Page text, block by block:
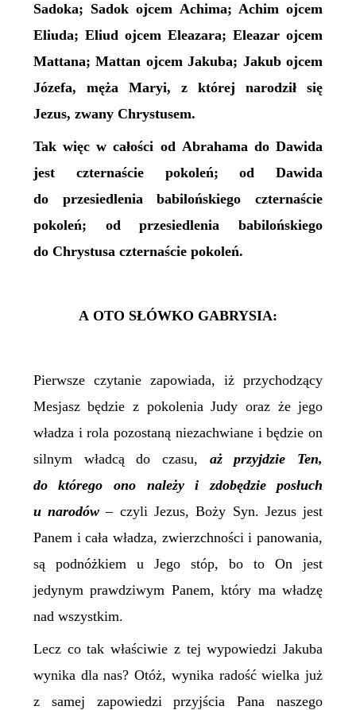
Sadoka; Sadok ojcem Achima; Achim ojcem
Eliuda; Eliud ojcem Eleazara; Eleazar ojcem
Mattana; Mattan ojcem Jakuba; Jakub ojcem
Józefa, męża Maryi, z której narodził się
Jezus, zwany Chrystusem.
Tak więc w całości od Abrahama do Dawida
jest czternaście pokoleń; od Dawida
do przesiedlenia babilońskiego czternaście
pokoleń; od przesiedlenia babilońskiego
do Chrystusa czternaście pokoleń.
A OTO SŁÓWKO GABRYSIA:
Pierwsze czytanie zapowiada, iż przychodzący
Mesjasz będzie z pokolenia Judy oraz że jego
władza i rola pozostaną niezachwiane i będzie on
silnym władcą do czasu, aż przyjdzie Ten,
do którego ono należy i zdobędzie posłuch
u narodów – czyli Jezus, Boży Syn. Jezus jest
Panem i cała władza, zwierzchności i panowania,
są podnóżkiem u Jego stóp, bo to On jest
jedynym prawdziwym Panem, który ma władzę
nad wszystkim.
Lecz co tak właściwie z tej wypowiedzi Jakuba
wynika dla nas? Otóż, wynika radość wielka już
z samej zapowiedzi przyjścia Pana naszego